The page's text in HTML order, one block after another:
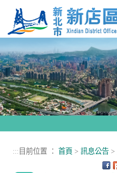
::: 目前位置 ： 首頁 > 訊息公告 >